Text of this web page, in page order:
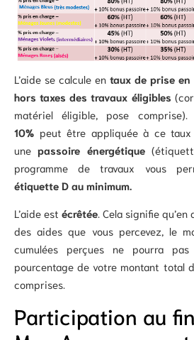
L’aide se calcule en taux de prise
hors taxes des travaux éligibles
matériel éligible, pose comprise).
10% peut être appliquée à ce
unepassoire énergétique
programme de travaux vous
étiquette D au minimum.
L’aide est écrêtée. Cela signifie
des aides que vous percevez, le
cumulées perçues ne pourra
pourcentage de votre montant total
comprises.
Participation au